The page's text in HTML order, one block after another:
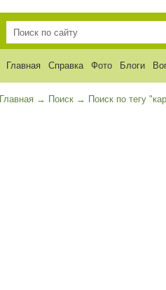
Главная Справка Фото Блоги
Главная → Поиск → Поиск по тегу